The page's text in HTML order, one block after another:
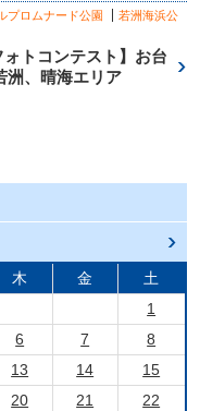
プロムナード公園
若洲海浜公
ォトコンテスト】お台
洲、晴海エリア
次の
進む
木 金
土
1
6 7
8
13 14
15
20 21
22